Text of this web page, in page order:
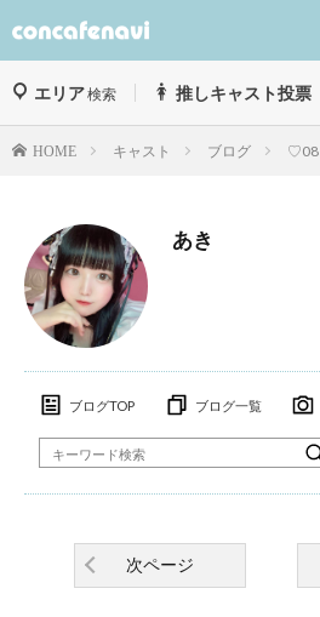
エリア検索 推しキャスト投票
HOME キャスト ブログ ♡08
あき
ブログTOP ブログ一覧
次ページ